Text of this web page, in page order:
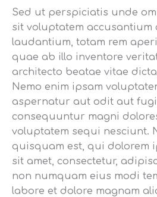
Sed ut perspiciatis unde
sit voluptatem accusantium
laudantium, totam rem
quae ab illo inventore
architecto beatae vitae
Nemo enim ipsam
aspernatur aut odit aut
consequuntur magni
voluptatem sequi nesciunt.
quisquam est, qui dolorem
sit amet, consectetur,
non numquam eius modi
labore et dolore magnam